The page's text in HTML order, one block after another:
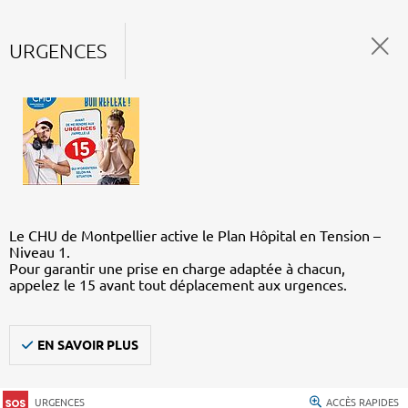
URGENCES
Le CHU de Montpellier active le Plan Hôpital en Tension –
Niveau 1.
Pour garantir une prise en charge adaptée à chacun,
appelez le 15 avant tout déplacement aux urgences.
EN SAVOIR PLUS
URGENCES ACCÈS RAPIDES